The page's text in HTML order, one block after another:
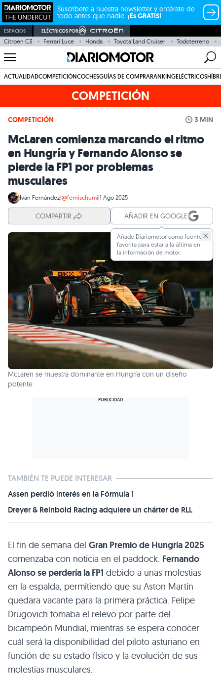
Suscríbete a nuestra newsletter y entérate de
todo antes que nadie. ¡Es GRATIS!
ESPACIOS ELÉCTRICOS POR
Citroën C3 Ferrari Luce Honda Toyota Land Cruiser Todoterreno
ACTUALIDADCOMPETICIÓNCOCHESGUÍAS DE COMPRARANKINGELÉCTRICOS
COMPETICIÓN
COMPETICIÓN 3 MIN
McLaren comienza marcando el ritmo
en Hungría y Fernando Alonso se
pierde la FP1 por problemas
musculares
Iván Fernández|@fernischumi|1 Ago 2025
COMPARTIR AÑADIR EN GOOGLE
Añade Diariomotor como fuente
favorita para estar a la última en
la información de motor.
McLaren se muestra dominante en Hungría con un diseño
potente
TAMBIÉN TE PUEDE INTERESAR
Assen perdió interés en la Fórmula 1
Dreyer & Reinbold Racing adquiere un chárter de RLL
El fin de semana del Gran Premio de Hungría 2025
comenzaba con noticia en el paddock. Fernando
Alonso se perdería la FP1 debido a unas molestias
en la espalda, permitiendo que su Aston Martin
quedara vacante para la primera práctica. Felipe
Drugovich tomaba el relevo por parte del
bicampeón Mundial, mientras se espera conocer
cuál será la disponibilidad del piloto asturiano en
función de su estado físico y la evolución de sus
molestias musculares.